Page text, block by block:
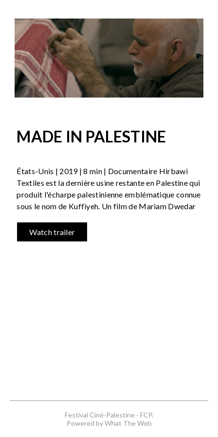
MADE IN PALESTINE
États-Unis | 2019 | 8 min | Documentaire Hirbawi
Textiles est la dernière usine restante en Palestine qui
produit l'écharpe palestinienne emblématique connue
sous le nom de Kuffiyeh. Un film de Mariam Dwedar
Watch trailer
Festival Ciné-Palestine - FCP.
Powered by What The Web